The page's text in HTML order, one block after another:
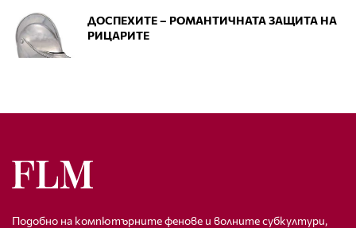
ДОСПЕХИТЕ – РОМАНТИЧНАТА ЗАЩИТА НА
РИЦАРИТЕ
Подобно на компютърните фенове и волните субкултури,